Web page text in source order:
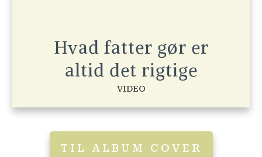
Hvad fatter gør er
altid det rigtige
VIDEO
TIL ALBUM COVER